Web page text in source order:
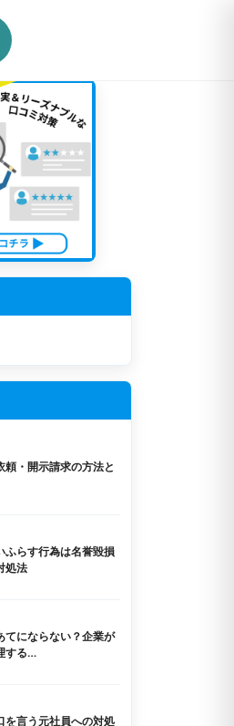
頼・開示請求の方法と
ふらす行為は名誉毀損
処法
てにならない？企業が
する…
を言う元社員への対処